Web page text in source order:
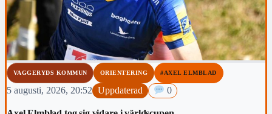
VAGGERYDS KOMMUN ORIENTERING #AXEL ELMBLAD
5 augusti, 2026, 20:52 Uppdaterad 0